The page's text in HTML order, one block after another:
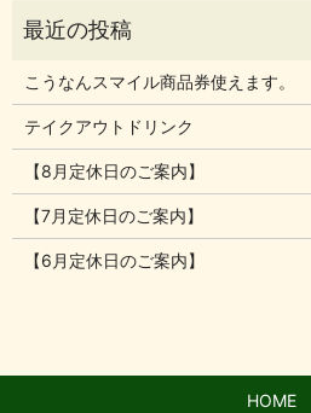
こうなんスマイル商品券使えます。
テイクアウトドリンク
【8月定休日のご案内】
【7月定休日のご案内】
【6月定休日のご案内】
HOME